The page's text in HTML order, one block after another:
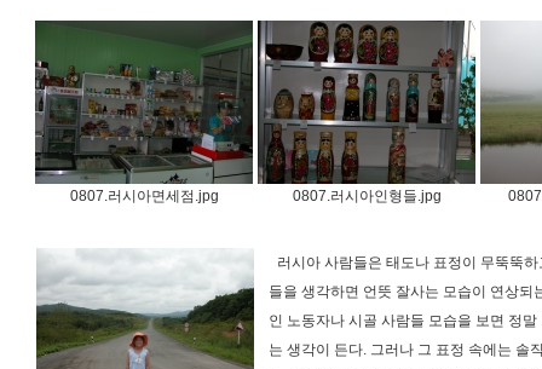
0807.러시아면세점.jpg 0807.러시아인형들.jpg
러시아 사람들은 태도나 표정이 무뚝뚝
들을 생각하면 언뜻 잘사는 모습이 연상되
인 노동자나 시골 사람들 모습을 보면 정
는 생각이 든다. 그러나 그 표정 속에는 솔